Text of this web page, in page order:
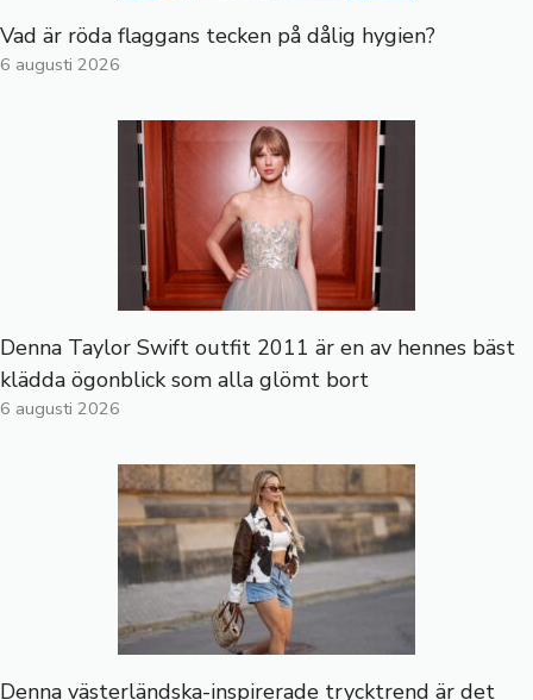
Vad är röda flaggans tecken på dålig hygien?
6 augusti 2026
Denna Taylor Swift outfit 2011 är en av hennes bäst
klädda ögonblick som alla glömt bort
6 augusti 2026
Denna västerländska-inspirerade trycktrend är det